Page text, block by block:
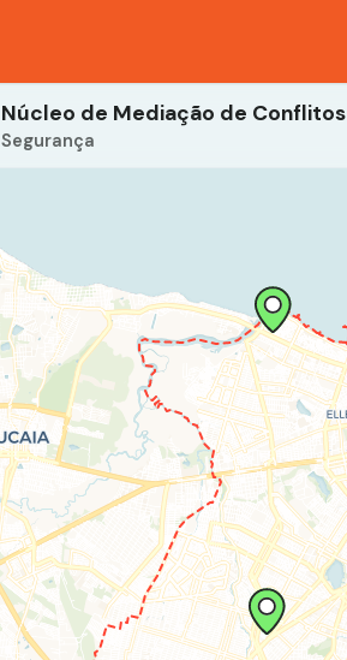
Núcleo de Mediação de Conflitos
Segurança